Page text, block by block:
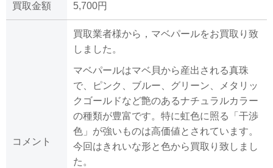
買取金額 5,700円
コメント
買取業者様から，マベパールをお買取り致
しました。
マベパールはマベ貝から産出される真珠
で、ピンク、ブルー、グリーン、メタリッ
クゴールドなど艶のあるナチュラルカラー
の種類が豊富です。特に虹色に照る「干渉
色」が強いものは高価値とされています。
今回はきれいな形と色から買取り致しまし
た。